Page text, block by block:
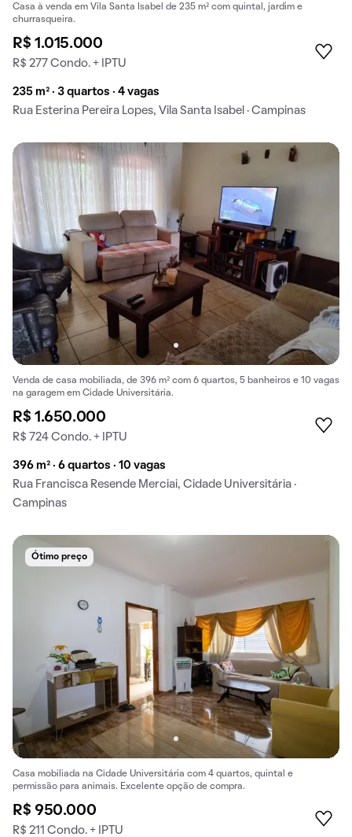
Casa à venda em Vila Santa Isabel de 235 m² com quintal, jardim e
churrasqueira.
R$ 1.015.000
R$ 277 Condo. + IPTU
235 m² · 3 quartos · 4 vagas
Rua Esterina Pereira Lopes, Vila Santa Isabel · Campinas
Venda de casa mobiliada, de 396 m² com 6 quartos, 5 banheiros e 10 vagas
na garagem em Cidade Universitária.
R$ 1.650.000
R$ 724 Condo. + IPTU
396 m² · 6 quartos · 10 vagas
Rua Francisca Resende Merciai, Cidade Universitária ·
Campinas
Ótimo preço
Casa mobiliada na Cidade Universitária com 4 quartos, quintal e
permissão para animais. Excelente opção de compra.
R$ 950.000
R$ 211 Condo. + IPTU